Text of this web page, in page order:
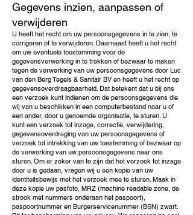
Gegevens inzien, aanpassen of
verwijderen
U heeft het recht om uw persoonsgegevens in te zien, te
corrigeren of te verwijderen. Daarnaast heeft u het recht
om uw eventuele toestemming voor de
gegevensverwerking in te trekken of bezwaar te maken
tegen de verwerking van uw persoonsgegevens door Luc
van den Berg Tegels & Sanitair BV en heeft u het recht op
gegevensoverdraagbaarheid. Dat betekent dat u bij ons
een verzoek kunt indienen om de persoonsgegevens die
wij van u beschikken in een computerbestand naar u of
een ander, door u genoemde organisatie, te sturen. U
kunt een verzoek tot inzage, correctie, verwijdering,
gegevensoverdraging van uw persoonsgegevens of
verzoek tot intrekking van uw toestemming of bezwaar op
de verwerking van uw persoonsgegevens naar ons
sturen. Om er zeker van te zijn dat het verzoek tot inzage
door u is gedaan, vragen wij u een kopie van uw
identiteitsbewijs met het verzoek mee te sturen. Maak in
deze kopie uw pasfoto, MRZ (machine readable zone, de
strook met nummers onderaan het paspoort),
paspoortnummer en Burgerservicenummer (BSN) zwart.